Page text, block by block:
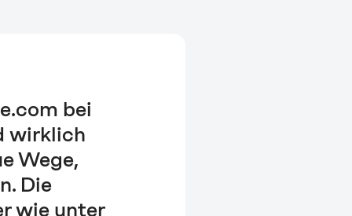
bei
wirklich
Wege,
Die
wie unter